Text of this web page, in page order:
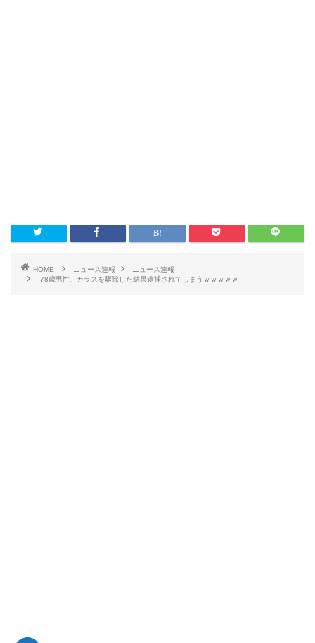
HOME ニュース速報
ニュース速報
78歳男性、カラスを駆除した結果逮捕されてしまうｗｗｗｗｗ